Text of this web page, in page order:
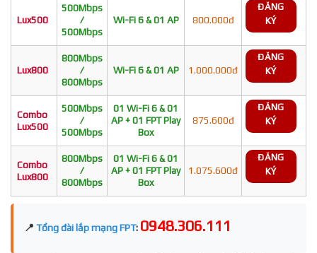
Lux500
500Mbps
/
500Mbps
Wi-Fi 6 & 01 AP 800.000đ
ĐĂNG
KÝ
Lux800
800Mbps
/
800Mbps
Wi-Fi 6 & 01 AP 1.000.000đ
ĐĂNG
KÝ
Combo
Lux500
500Mbps
/
500Mbps
01 Wi-Fi 6 & 01
AP + 01 FPT Play
Box
875.600đ
ĐĂNG
KÝ
Combo
Lux800
800Mbps
/
800Mbps
01 Wi-Fi 6 & 01
AP + 01 FPT Play
Box
1.075.600đ
ĐĂNG
KÝ
📍 Tổng đài lắp mạng FPT: 0948.306.111